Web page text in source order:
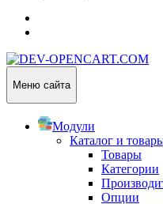
Меню сайта
Модули
Каталог и
Товары
Категории
Опции